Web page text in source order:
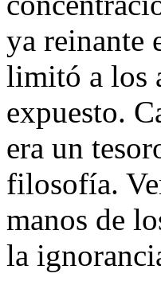
ya reinante
limitó a los
expuesto.
era un
filosofía.
manos de
la